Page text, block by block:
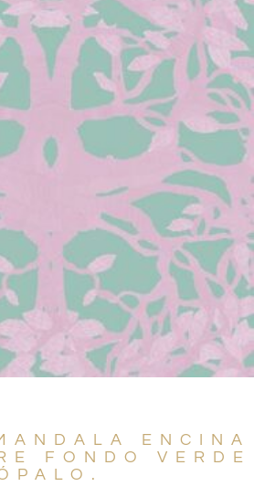
ENCINA
FONDO VERDE